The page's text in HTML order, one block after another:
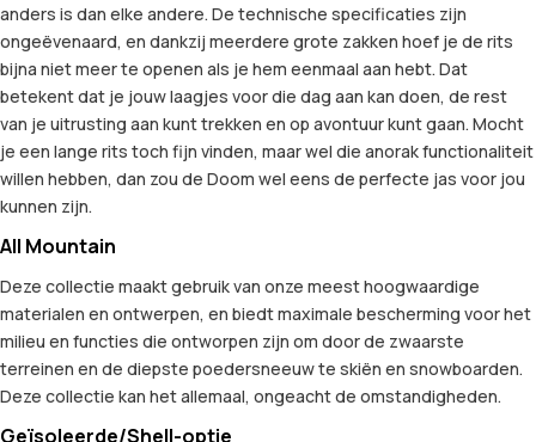
anders is dan elke andere. De technische specificaties zijn
ongeëvenaard, en dankzij meerdere grote zakken hoef je de rits
bijna niet meer te openen als je hem eenmaal aan hebt. Dat
betekent dat je jouw laagjes voor die dag aan kan doen, de rest
van je uitrusting aan kunt trekken en op avontuur kunt gaan. Mocht
je een lange rits toch fijn vinden, maar wel die anorak functionaliteit
willen hebben, dan zou de Doom wel eens de perfecte jas voor jou
kunnen zijn.
All Mountain
Deze collectie maakt gebruik van onze meest hoogwaardige
materialen en ontwerpen, en biedt maximale bescherming voor het
milieu en functies die ontworpen zijn om door de zwaarste
terreinen en de diepste poedersneeuw te skiën en snowboarden.
Deze collectie kan het allemaal, ongeacht de omstandigheden.
Geïsoleerde/Shell-optie